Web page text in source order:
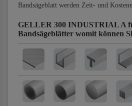
Bandsägeblatt werden Zeit- und
GELLER 300 INDUSTRIAL A
Bandsägeblätter womit können